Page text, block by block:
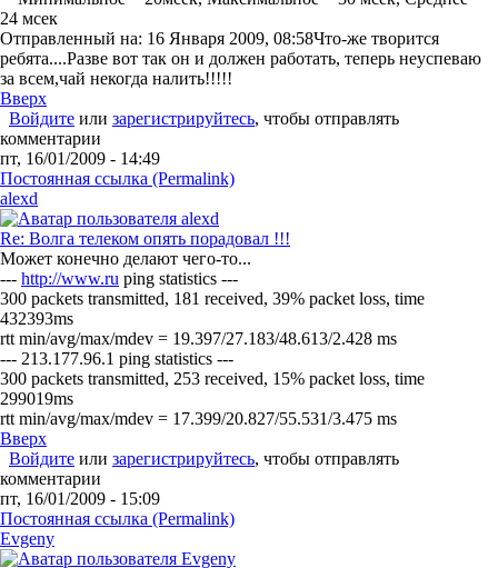
24 мсек
Отправленный на: 16 Января 2009, 08:58Что-же творится
ребята....Разве вот так он и должен работать, теперь неуспеваю
за всем,чай некогда налить!!!!!
Вверх
Войдите или зарегистрируйтесь, чтобы отправлять
комментарии
пт, 16/01/2009 - 14:49
Постоянная ссылка (Permalink)
alexd
Re: Волга телеком опять порадовал !!!
Может конечно делают чего-то...
--- http://www.ru ping statistics ---
300 packets transmitted, 181 received, 39% packet loss, time
432393ms
rtt min/avg/max/mdev = 19.397/27.183/48.613/2.428 ms
--- 213.177.96.1 ping statistics ---
300 packets transmitted, 253 received, 15% packet loss, time
299019ms
rtt min/avg/max/mdev = 17.399/20.827/55.531/3.475 ms
Вверх
Войдите или зарегистрируйтесь, чтобы отправлять
комментарии
пт, 16/01/2009 - 15:09
Постоянная ссылка (Permalink)
Evgeny